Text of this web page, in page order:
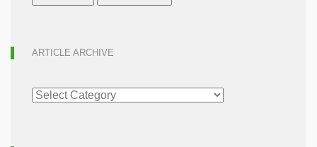
ARTICLE ARCHIVE
ARTICLE
ARCHIVE